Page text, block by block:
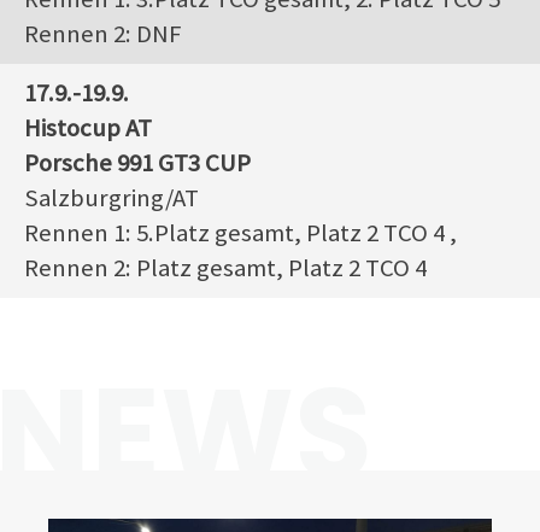
Rennen 2: DNF
17.9.-19.9.
Histocup AT
Porsche 991 GT3 CUP
Salzburgring/AT
Rennen 1: 5.Platz gesamt, Platz 2 TCO 4 ,
Rennen 2: Platz gesamt, Platz 2 TCO 4